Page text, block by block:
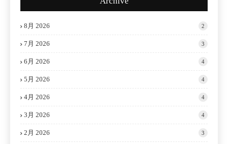
8月 2026 2
7月 2026 3
6月 2026 4
5月 2026 4
4月 2026 4
3月 2026 4
2月 2026 3